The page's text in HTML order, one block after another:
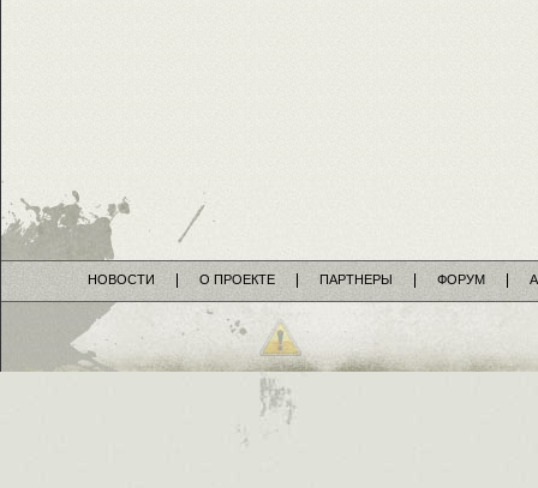
НОВОСТИ О ПРОЕКТЕ ПАРТНЕРЫ ФОРУМ